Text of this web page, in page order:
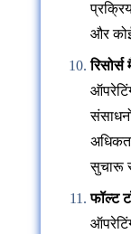
और
सुचारू
फॉल्ट